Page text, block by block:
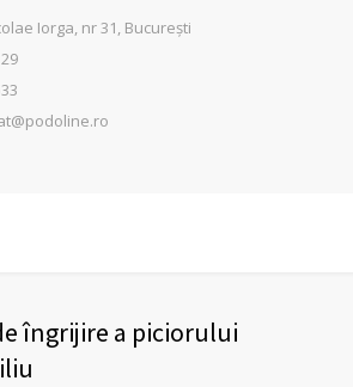
Iorga, nr 31, București
îngrijire a piciorului